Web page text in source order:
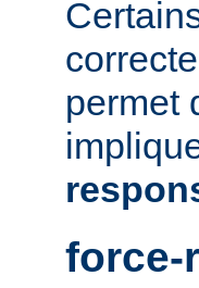
permet
force-